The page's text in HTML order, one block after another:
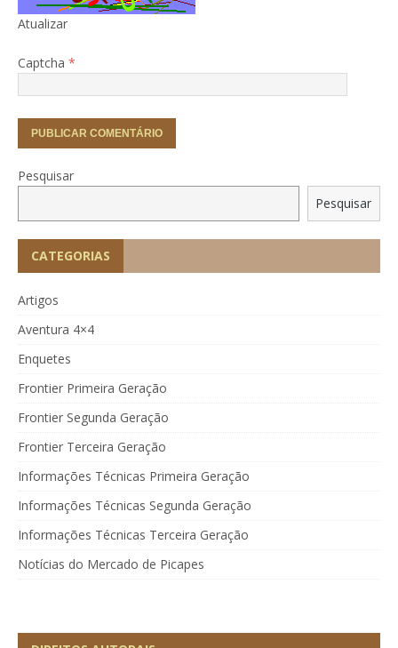
Atualizar
Captcha *
Pesquisar
Pesquisar
CATEGORIAS
Artigos
Aventura 4×4
Enquetes
Frontier Primeira Geração
Frontier Segunda Geração
Frontier Terceira Geração
Informações Técnicas Primeira Geração
Informações Técnicas Segunda Geração
Informações Técnicas Terceira Geração
Notícias do Mercado de Picapes